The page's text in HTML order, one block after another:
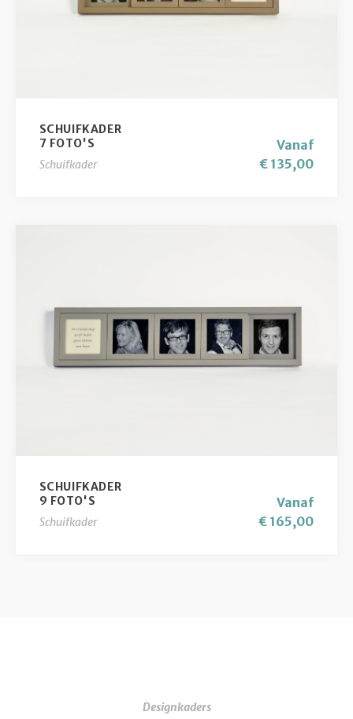
SCHUIFKADER
7 FOTO'S
Schuifkader
Vanaf
€ 135,00
SCHUIFKADER
9 FOTO'S
Schuifkader
Vanaf
€ 165,00
Designkaders